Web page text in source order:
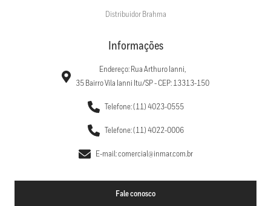
Distribuidor Brahma
Informações
Endereço: Rua Arthuro Ianni,
35 Bairro Vila Ianni Itu/SP - CEP: 13313-150
Telefone: (11) 4023-0555
Telefone: (11) 4022-0006
E-mail: comercial@inmar.com.br
Fale conosco